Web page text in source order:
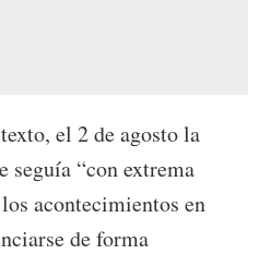
el 2 de agosto la
seguía “con extrema
acontecimientos en
de forma